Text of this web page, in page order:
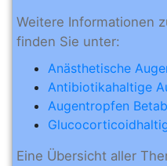
Weitere Informationen
finden Sie unter:
Anästhetische
Antibiotikahaltige
Augentropfen
Eine Übersicht aller